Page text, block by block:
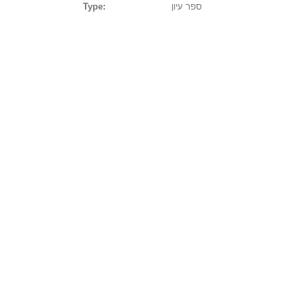
Type:
ספר עיון